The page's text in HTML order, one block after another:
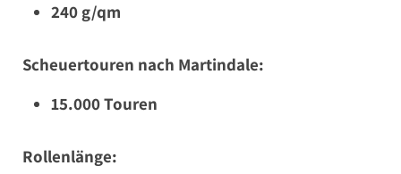
240 g/qm
Scheuertouren nach Martindale:
15.000 Touren
Rollenlänge: